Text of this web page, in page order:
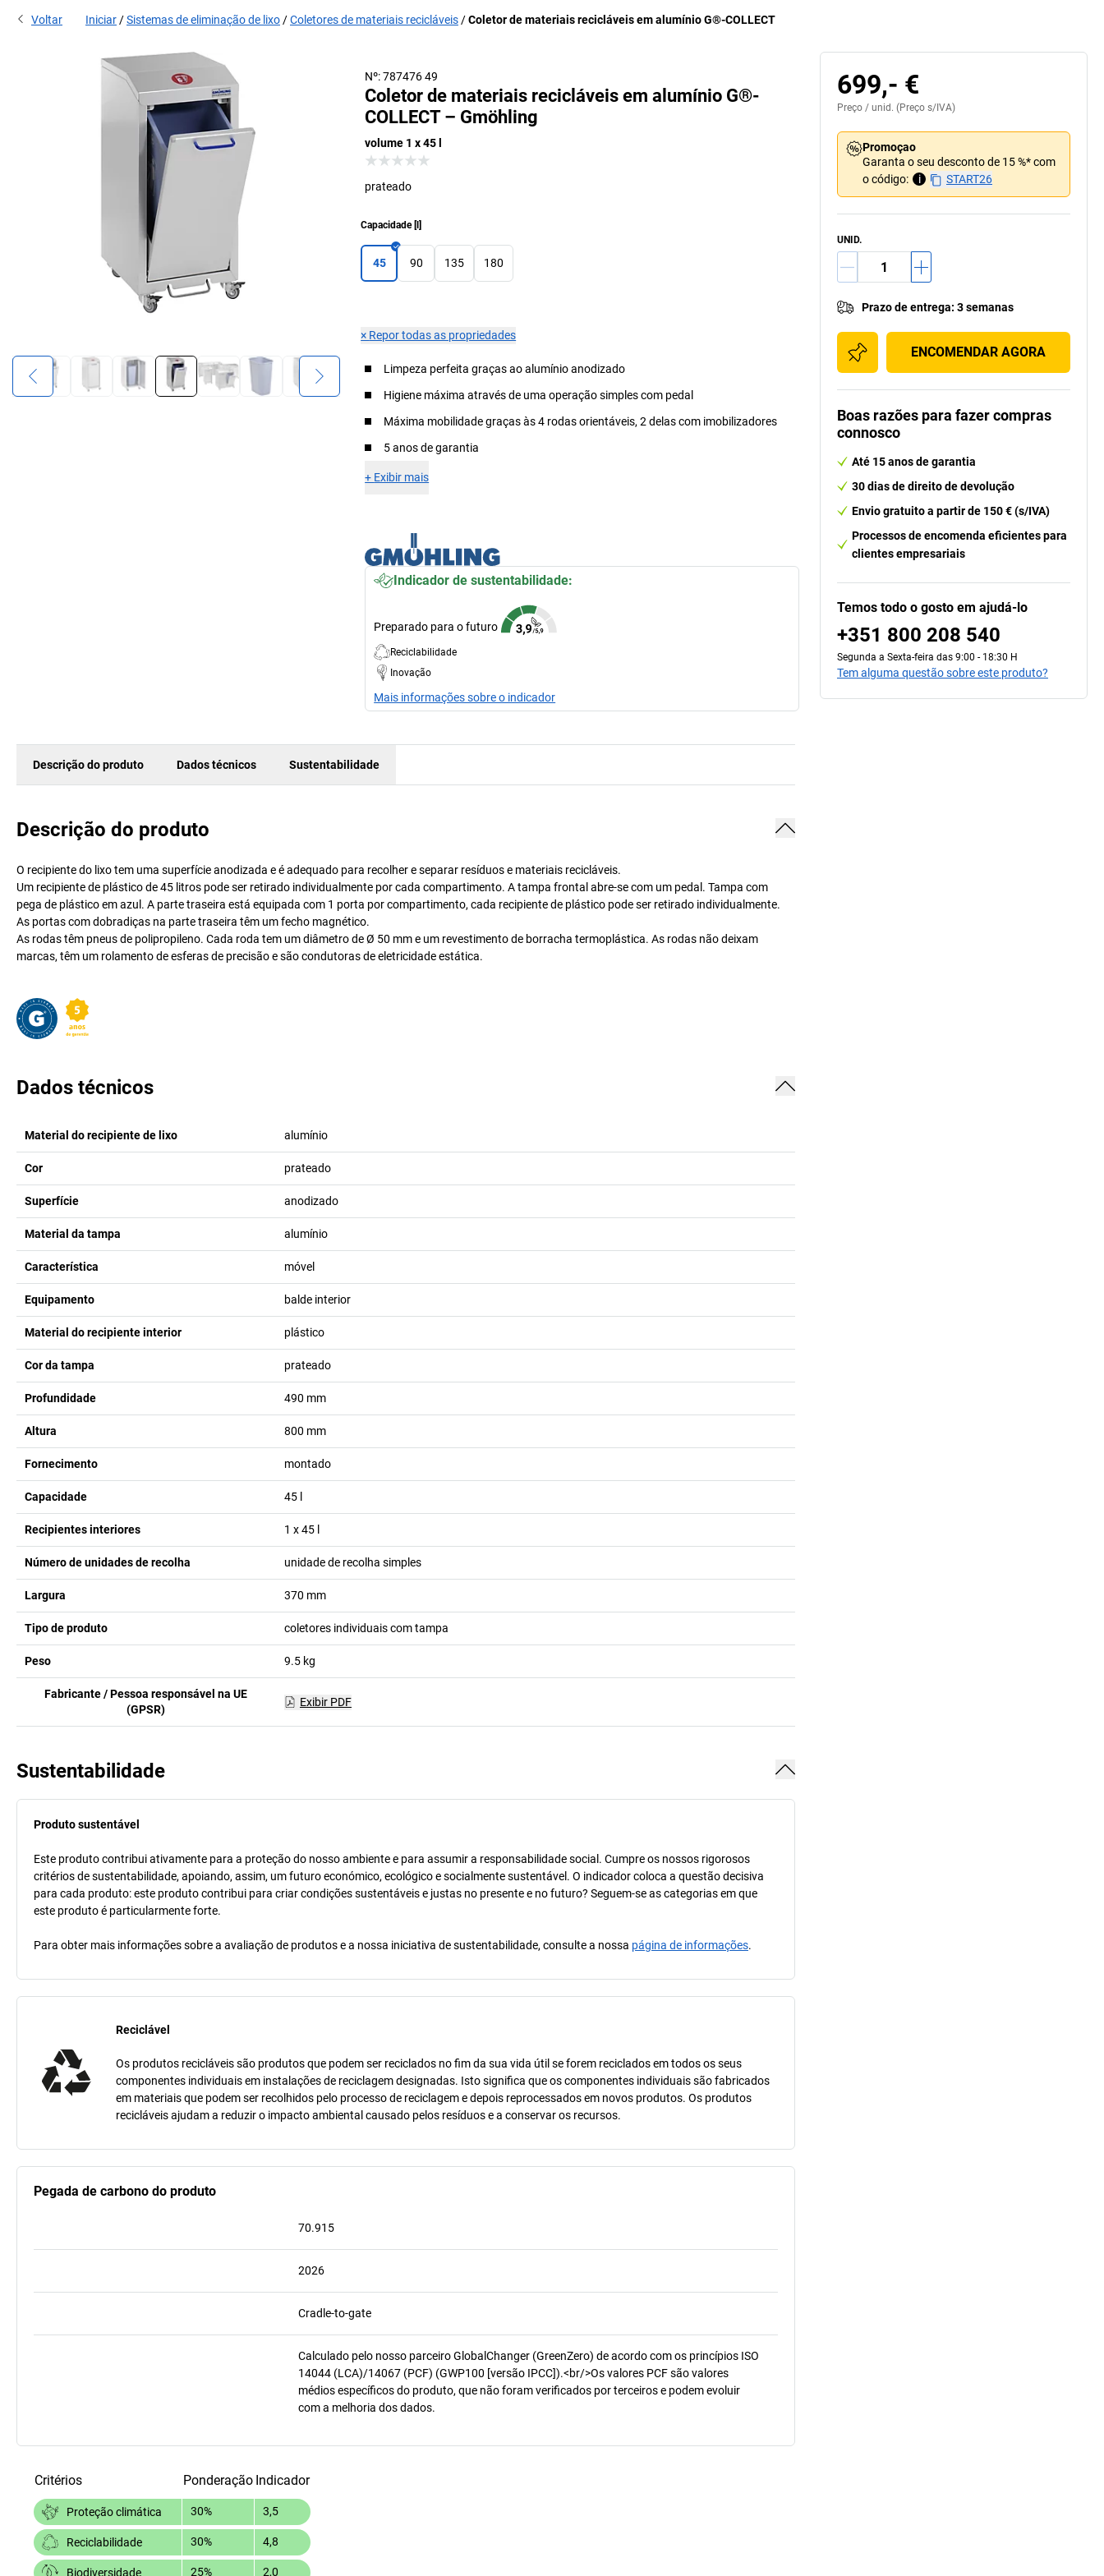
Voltar Iniciar Sistemas de eliminação de lixo Coletores de materiais recicláveis Coletor de materiais recicláveis em alumínio G®-COLLECT
Nº: 787476 49
Coletor de materiais recicláveis em alumínio G®-
COLLECT – Gmöhling
volume 1 x 45 l
prateado
Capacidade[ l]
45 90 135 180
× Repor todas as propriedades
Limpeza perfeita graças ao alumínio anodizado
Higiene máxima através de uma operação simples com pedal
Máxima mobilidade graças às 4 rodas orientáveis, 2 delas com imobilizadores
5 anos de garantia
+ Exibir mais
Indicador de sustentabilidade:
Preparado para o futuro
Reciclabilidade
Inovação
Mais informações sobre o indicador
Descrição do produto Dados técnicos Sustentabilidade
Descrição do produto
O recipiente do lixo tem uma superfície anodizada e é adequado para recolher e separar resíduos e materiais recicláveis.
Um recipiente de plástico de 45 litros pode ser retirado individualmente por cada compartimento. A tampa frontal abre-se com um pedal. Tampa com
pega de plástico em azul. A parte traseira está equipada com 1 porta por compartimento, cada recipiente de plástico pode ser retirado individualmente.
As portas com dobradiças na parte traseira têm um fecho magnético.
As rodas têm pneus de polipropileno. Cada roda tem um diâmetro de Ø 50 mm e um revestimento de borracha termoplástica. As rodas não deixam
marcas, têm um rolamento de esferas de precisão e são condutoras de eletricidade estática.
Dados técnicos
Material do recipiente de lixo alumínio
Cor prateado
Superfície anodizado
Material da tampa alumínio
Característica móvel
Equipamento balde interior
Material do recipiente interior plástico
Cor da tampa prateado
Profundidade 490 mm
Altura 800 mm
Fornecimento montado
Capacidade 45
Recipientes interiores 1 x 45
Número de unidades de recolha unidade de recolha simples
Largura 370 mm
Tipo de produto coletores individuais com tampa
Peso 9.5 kg
Fabricante / Pessoa responsável na UE
(GPSR)
Exibir PDF
Sustentabilidade
Produto sustentável
Este produto contribui ativamente para a proteção do nosso ambiente e para assumir a responsabilidade social. Cumpre os nossos rigorosos
critérios de sustentabilidade, apoiando, assim, um futuro económico, ecológico e socialmente sustentável. O indicador coloca a questão decisiva
para cada produto: este produto contribui para criar condições sustentáveis e justas no presente e no futuro? Seguem-se as categorias em que
este produto é particularmente forte.
Para obter mais informações sobre a avaliação de produtos e a nossa iniciativa de sustentabilidade, consulte a nossa página de informações.
Reciclável
Os produtos recicláveis são produtos que podem ser reciclados no fim da sua vida útil se forem reciclados em todos os seus
componentes individuais em instalações de reciclagem designadas. Isto significa que os componentes individuais são fabricados
em materiais que podem ser recolhidos pelo processo de reciclagem e depois reprocessados em novos produtos. Os produtos
recicláveis ajudam a reduzir o impacto ambiental causado pelos resíduos e a conservar os recursos.
Pegada de carbono do produto
70.915
2026
Cradle-to-gate
Calculado pelo nosso parceiro GlobalChanger (GreenZero) de acordo com os princípios ISO
14044 (LCA)/14067 (PCF) (GWP100 [versão IPCC]).<br/>Os valores PCF são valores
médios específicos do produto, que não foram verificados por terceiros e podem evoluir
com a melhoria dos dados.
Critérios Ponderação Indicador
Proteção climática 30% 3,5
Reciclabilidade 30% 4,8
Biodiversidade 25% 2,0
699,- €
Preço / unid. (Preço s/IVA)
Promoçao
Garanta o seu desconto de 15 %* com
o código:
i START26
UNID.
Prazo de entrega: 3 semanas
ENCOMENDAR AGORA
Boas razões para fazer compras
connosco
Até 15 anos de garantia
30 dias de direito de devolução
Envio gratuito a partir de 150 € (s/IVA)
Processos de encomenda eficientes para
clientes empresariais
Temos todo o gosto em ajudá-lo
+351 800 208 540
Segunda a Sexta-feira das 9:00 - 18:30 H
Tem alguma questão sobre este produto?